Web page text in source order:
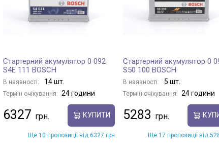
Стартерний акумулятор 0 092
S4E 111 BOSCH
В наявності: 14 шт.
Термін очікування: 24 години
6327 КУПИТИ
Ще 10 пропозиції від 6327 грн
Стартерний акумулятор 0
S50 100 BOSCH
В наявності: 5 шт.
Термін очікування: 24 години
5283
Ще 17 пропозиції від